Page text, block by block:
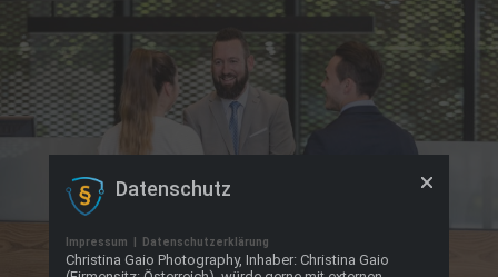
Datenschutz
Impressum Datenschutzerklärung
Christina Gaio Photography, Inhaber: Christina Gaio